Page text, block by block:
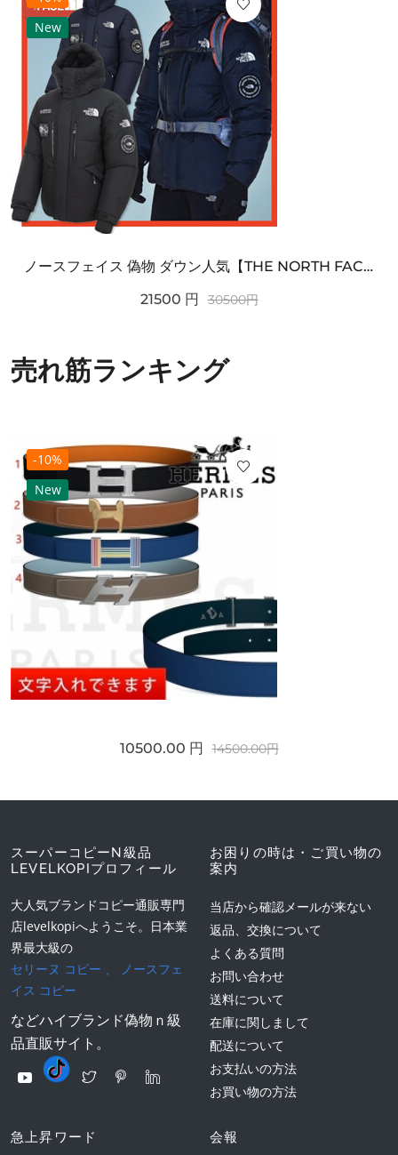
New
ノースフェイス 偽物 ダウン人気【THE NORTH FACE】M'S 7 SUMMIT HIM...
21500 円 30500円
売れ筋ランキング
-10%
New
10500.00 円 14500.00円
スーパーコピーN級品
LEVELKOPIプロフィール
大人気ブランドコピー通販専門
店levelkopiへようこそ。日本業
界最大級の
セリーヌ コピー 、
ノースフェ
イス コピー
などハイブランド偽物ｎ級
品直販サイト。
お困りの時は・ご買い物の
案内
当店から確認メールが来ない
返品、交換について
よくある質問
お問い合わせ
送料について
在庫に関しまして
配送について
お支払いの方法
お買い物の方法
急上昇ワード 会報